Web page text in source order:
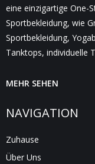
eine einzigartige One-
Sportbekleidung, wie
Sportbekleidung,
Tanktops, individuelle
MEHR SEHEN
NAVIGATION
Zuhause
Über Uns